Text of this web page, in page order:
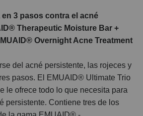
3 pasos contra el acné
Therapeutic Moisture Bar +
Overnight Acne Treatment
del acné persistente, las rojeces y
pasos. El EMUAID® Ultimate Trio
le ofrece todo lo que necesita para
persistente. Contiene tres de los